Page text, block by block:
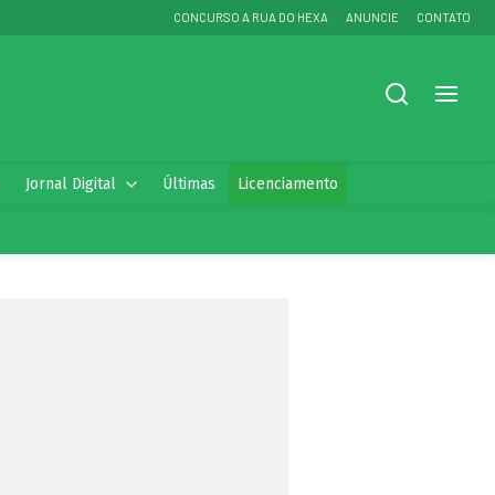
CONCURSO A RUA DO HEXA ANUNCIE CONTATO
Jornal Digital Últimas Licenciamento